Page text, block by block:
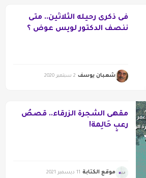
فى ذكرى رحيله الثلاثين.. متى
ننصف الدكتور لويس عوض ؟
شعبان يوسف 2 سبتمبر 2020
مقهى الشجرة الزرقاء.. قصصُ
رعبٍ حَالِمة!
موقع الكتابة 11 ديسمبر 2021